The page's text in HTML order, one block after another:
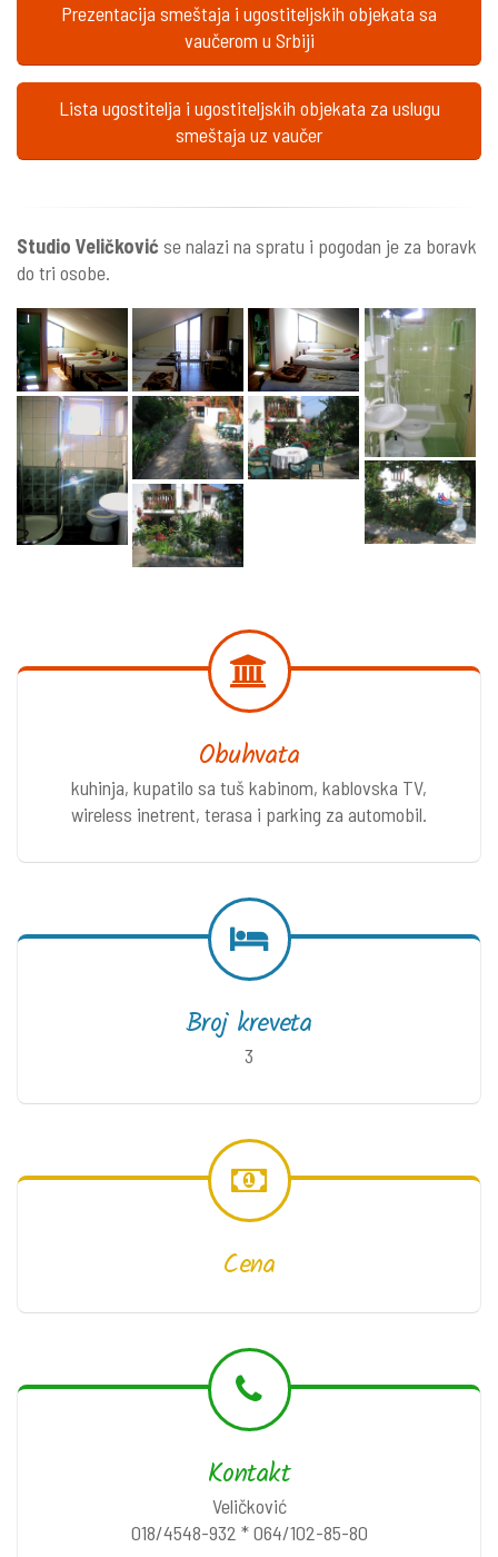
Prezentacija smeštaja i ugostiteljskih objekata sa
vaučerom u Srbiji
Lista ugostitelja i ugostiteljskih objekata za uslugu
smeštaja uz vaučer
Studio Veličkovićse nalazi na spratu i pogodan je za boravk
do tri osobe.
Obuhvata
kuhinja, kupatilo sa tuš kabinom, kablovska TV,
wireless inetrent, terasa i parking za automobil.
Broj kreveta
3
Cena
Kontakt
Veličković
018/4548-932 * 064/102-85-80